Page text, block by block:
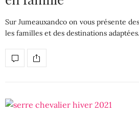
Sur Jumeauxandco on vous présente
les familles et des destinations